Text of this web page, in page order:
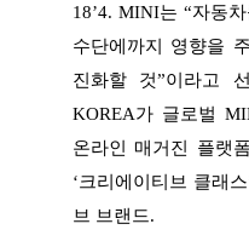
18’4. MINI는 “자동
수단에까지 영향을
진화할 것”이라고
KOREA가 글로벌
온라인 매거진 플랫
‘크리에이티브 클래
브 브랜드.